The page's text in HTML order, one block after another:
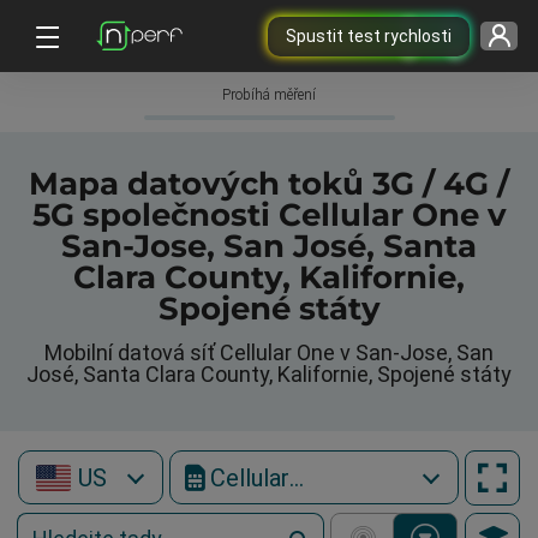
Spustit test rychlosti
Probíhá měření
Mapa datových toků 3G / 4G /
5G společnosti Cellular One v
San-Jose, San José, Santa
Clara County, Kalifornie,
Spojené státy
Mobilní datová síť Cellular One v San-Jose, San
José, Santa Clara County, Kalifornie, Spojené státy
US Cellular One